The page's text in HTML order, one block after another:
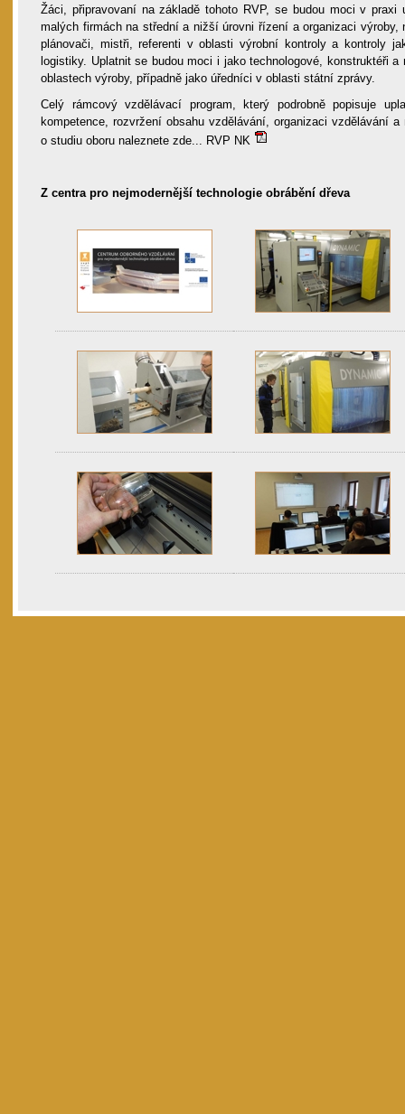
Žáci, připravovaní na základě tohoto RVP, se budou moci v
malých firmách na střední a nižší úrovni řízení a organizaci výroby,
plánovači, mistři, referenti v oblasti výrobní kontroly a kontroly
logistiky. Uplatnit se budou moci i jako technologové, konstruktéři
oblastech výroby, případně jako úředníci v oblasti státní zprávy.
Celý rámcový vzdělávací program, který podrobně popisuje
kompetence, rozvržení obsahu vzdělávání, organizaci vzdělávání
o studiu oboru naleznete zde... RVP NK
Z centra pro nejmodernější technologie obrábění dřeva